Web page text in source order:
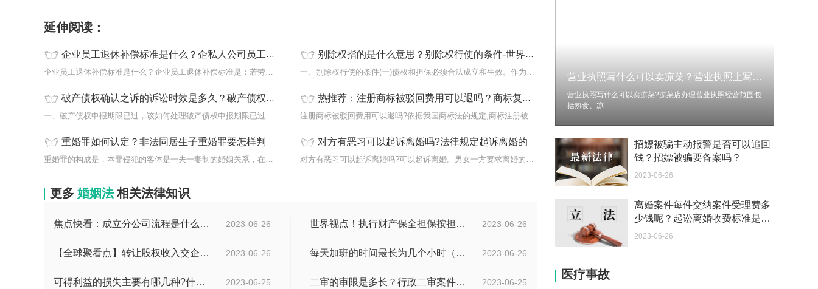
延伸阅读：
企业员工退休补偿标准是什么？企私人公司员工退休年龄规定是什么？
企业员工退休补偿标准是什么？企业员工退休补偿标准是：若劳动合同
别除权指的是什么意思？别除权行使的条件-世界讯息
一、别除权行使的条件(一)债权和担保必须合法成立和生效。作为别除
破产债权确认之诉的诉讼时效是多久？破产债权的构成条件有哪些？
一、破产债权申报期限已过，该如何处理破产债权申报期限已过的处理
热推荐：注册商标被驳回费用可以退吗？商标复审一般怎么收费？
注册商标被驳回费用可以退吗?依据我国商标法的规定,商标注册被驳回
重婚罪如何认定？非法同居生子重婚罪要怎样判定？-快看
重婚罪的构成是，本罪侵犯的客体是一夫一妻制的婚姻关系，在客观方
对方有恶习可以起诉离婚吗?法律规定起诉离婚的条件有哪些？ 世界观热点
对方有恶习可以起诉离婚吗?可以起诉离婚。男女一方要求离婚的，可由
更多 婚姻法 相关法律知识
2023-06-26
焦点快看：成立分公司流程是什么？中华人民共和国公司登记管理条例第四十七条是什么？ 2023-06-26
世界视点！执行财产保全担保按担保金额的1%收取吗？
2023-06-26
【全球聚看点】转让股权收入交企业所得税吗？企业所得税征税原则是什么？ 2023-06-26
每天加班的时间最长为几个小时（每周加班不能超过多少小时）
2023-06-25
可得利益的损失主要有哪几种?什么是可得利益？|天天速读 2023-06-25
二审的审限是多长？行政二审案件的一般处理规则是什么?
你好 我想问一下外国人来这里工作没有护照该怎么
办？
如何续签居住证 我的1月7日到期
2023-05-04
中介说商务签转工作签证合法吗 应该向哪个国家机
2023-05-04
你好 我需要申请去美国结婚的签证 过程是什么？
代理权的产生原因是什么？当我国没有外贸经营权
营业执照写什么可以卖凉菜？营业执照上写的餐饮可以卖饮料吗？|当前资讯
营业执照写什么可以卖凉菜?凉菜店办理营业执照经营范围包
括熟食、凉
招嫖被骗主动报警是否可以追回
钱？招嫖被骗要备案吗？
2023-06-26
离婚案件每件交纳案件受理费多
少钱呢？起讼离婚收费标准是什
么呢？ 焦点资讯
2023-06-26
医疗事故